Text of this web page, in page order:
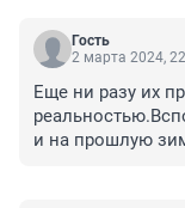
Гость
2 марта 2024,
Еще ни разу их
и на прошлую